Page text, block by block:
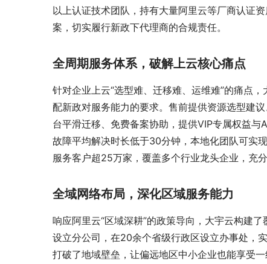
以上认证技术团队，持有大量阿里云等厂商认证
案，切实履行新政下代理商的合规责任。
全周期服务体系，破解上云核心痛点
针对企业上云“选型难、迁移难、运维难”的痛点
配新政对服务能力的要求。售前提供资源选型建
台平滑迁移、免费备案协助，提供VIP专属权益
故障平均解决时长低于30分钟，本地化团队可实
服务客户超25万家，覆盖多个行业龙头企业，充
全域网络布局，深化区域服务能力
响应阿里云“区域深耕”的政策导向，大宇云构建
设立分公司，在20余个省级行政区设立办事处，
打破了地域壁垒，让偏远地区中小企业也能享受